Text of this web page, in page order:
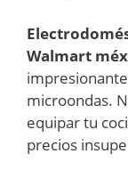
Walmart
microondas.
equipar tu
precios